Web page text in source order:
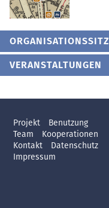
ORGANISATIONSSITZ
VERANSTALTUNGEN
Projekt
Benutzung
Team
Kooperationen
Kontakt
Datenschutz
Impressum